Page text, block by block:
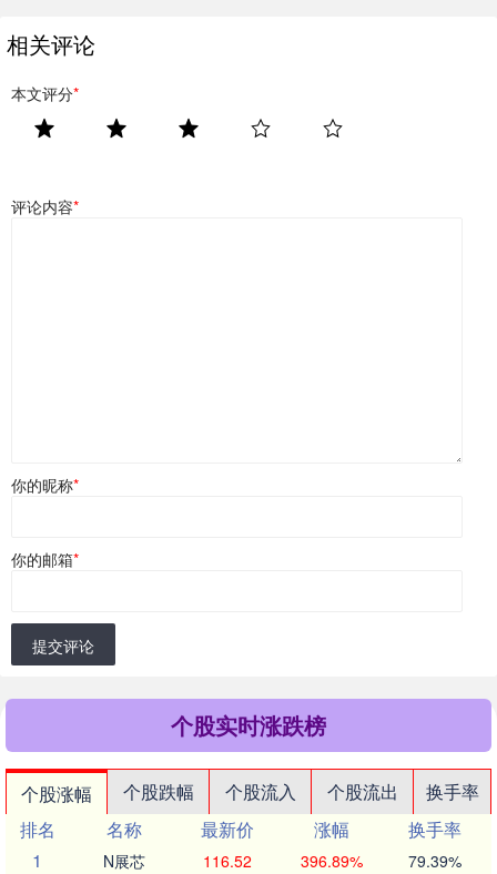
相关评论
本文评分*
评论内容*
你的昵称*
你的邮箱*
提交评论
个股实时涨跌榜
个股涨幅 个股跌幅 个股流入 个股流出
换手率
排名
名称 最新价 涨幅
换手率
1
N展芯 116.52 396.89% 79.39%